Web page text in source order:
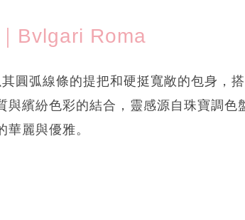
Bvlgari Roma
圓弧線條的提把和硬挺寬敞的包身，
繽紛色彩的結合，靈感源自珠寶調色
麗與優雅。